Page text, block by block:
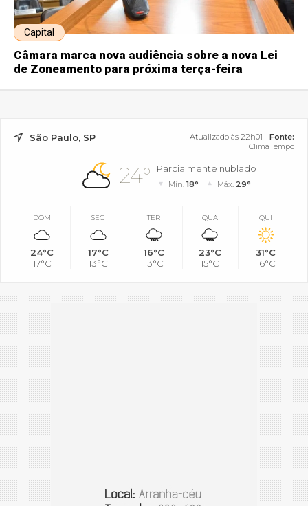
Capital
Câmara marca nova audiência sobre a nova Lei
de Zoneamento para próxima terça-feira
São Paulo, SP Atualizado às 22h01 - Fonte:
ClimaTempo
24° Parcialmente nublado
Mín.18° Máx. 29°
DOM
24°C
17°C
SEG
17°C
13°C
TER
16°C
13°C
QUA
23°C
15°C
QUI
31°C
16°C